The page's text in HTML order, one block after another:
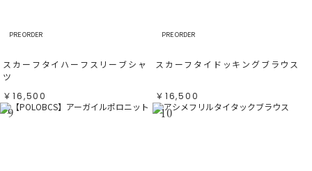
PRE ORDER
スカーフタイハーフスリーブシャ
ツ
￥16,500
PRE ORDER
スカーフタイドッキングブラウス
￥16,500
9 10